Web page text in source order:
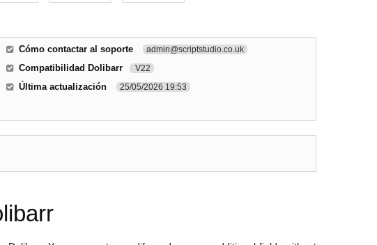
Cómo contactar al soporte admin@scriptstudio.co.uk
Compatibilidad Dolibarr V22
Última actualización 25/05/2026 19:53